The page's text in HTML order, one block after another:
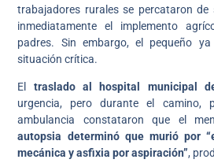
trabajadores rurales se percataron de
inmediatamente el implemento
padres. Sin embargo, el pequeño
situación crítica.
El traslado al hospital municipal
urgencia, pero durante el camino,
ambulancia constataron que el
autopsia determinó que murió por
mecánica y asfixia por aspiración”,